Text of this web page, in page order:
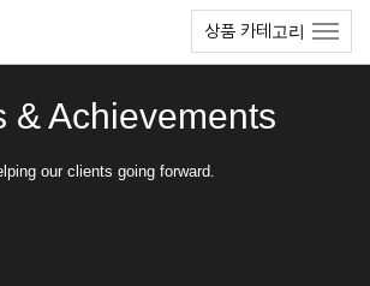
상품 카테고리
& Achievements
our clients going forward.